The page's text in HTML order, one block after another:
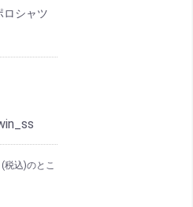
ロシャツ
(税込)のとこ